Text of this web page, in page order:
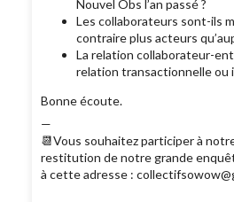
Nouvel Obs l’an passé ?
Les collaborateurs sont-ils
contraire plus acteurs
La relation collaborateur-
relation transactionnelle ou
Bonne écoute.
—
📆Vous souhaitez participer à
restitution de notre grande
à cette adresse :